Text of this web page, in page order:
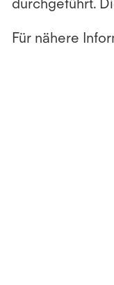
durchgeführt.
Für nähere